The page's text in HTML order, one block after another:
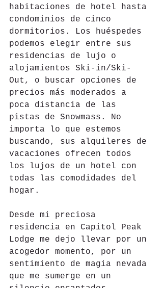
habitaciones de hotel hasta
condominios de cinco
dormitorios. Los huéspedes
podemos elegir entre sus
residencias de lujo o
alojamientos Ski-in/Ski-
Out, o buscar opciones de
precios más moderados a
poca distancia de las
pistas de Snowmass. No
importa lo que estemos
buscando, sus alquileres de
vacaciones ofrecen todos
los lujos de un hotel con
todas las comodidades del
hogar.
Desde mi preciosa
residencia en Capitol Peak
Lodge me dejo llevar por un
acogedor momento, por un
sentimiento de magia nevada
que me sumerge en un